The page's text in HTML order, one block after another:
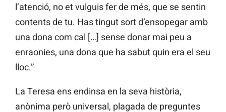
l’atenció, no et vulguis fer de més, que se sentin
contents de tu. Has tingut sort d’ensopegar amb
una dona com cal […] sense donar mai peu a
enraonies, una dona que ha sabut quin era el seu
lloc.”
La Teresa ens endinsa en la seva història,
anònima però universal, plagada de preguntes